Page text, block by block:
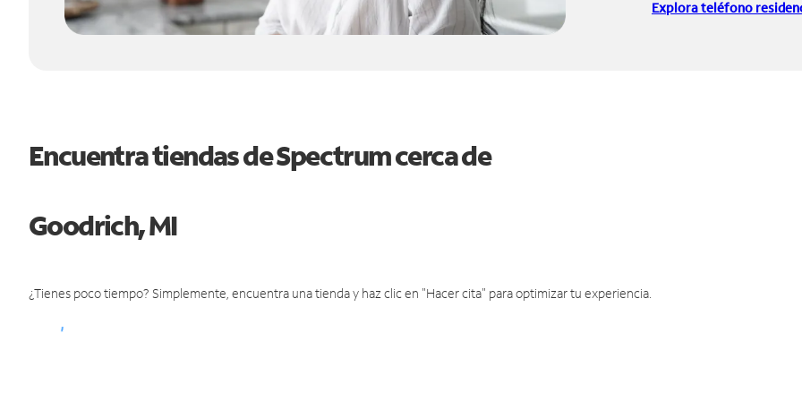
Explora teléfono
Encuentra tiendas de Spectrum cerca de
Goodrich, MI
¿Tienes poco tiempo? Simplemente, encuentra una tienda y haz clic en "Hacer cita" para optimizar tu experiencia.